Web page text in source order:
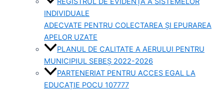
INDIVIDUALE
ADECVATE PENTRU COLECTAREA ȘI EPURAREA
APELOR UZATE
PLANUL DE CALITATE A AERULUI PENTRU
MUNICIPIUL SEBEȘ 2022-2026
PARTENERIAT PENTRU ACCES EGAL LA
EDUCAȚIE POCU 107777